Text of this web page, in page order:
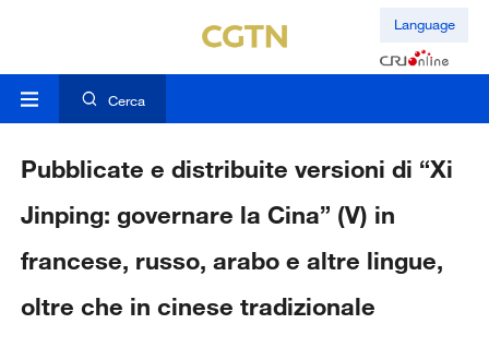
Language
Cerca
Pubblicate e distribuite versioni di “Xi
Jinping: governare la Cina” (V) in
francese, russo, arabo e altre lingue,
oltre che in cinese tradizionale